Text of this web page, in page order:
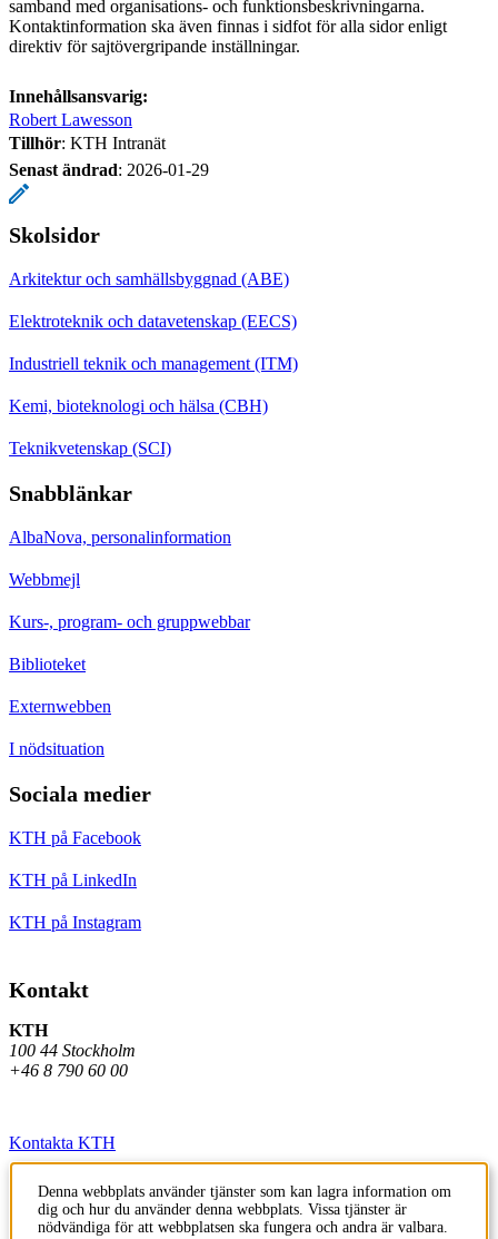
samband med organisations- och funktionsbeskrivningarna.
Kontaktinformation ska även finnas i sidfot för alla sidor enligt
direktiv för sajtövergripande inställningar.
Innehållsansvarig:
Robert Lawesson
Tillhör: KTH Intranät
Senast ändrad: 2026-01-29
Skolsidor
Arkitektur och samhällsbyggnad (ABE)
Elektroteknik och datavetenskap (EECS)
Industriell teknik och management (ITM)
Kemi, bioteknologi och hälsa (CBH)
Teknikvetenskap (SCI)
Snabblänkar
AlbaNova, personalinformation
Webbmejl
Kurs-, program- och gruppwebbar
Biblioteket
Externwebben
I nödsituation
Sociala medier
KTH på Facebook
KTH på LinkedIn
KTH på Instagram
Kontakt
KTH
100 44 Stockholm
+46 8 790 60 00
Kontakta KTH
Jobba på KTH
Press och media
Denna webbplats använder tjänster som kan lagra information om
dig och hur du använder denna webbplats. Vissa tjänster är
nödvändiga för att webbplatsen ska fungera och andra är valbara.